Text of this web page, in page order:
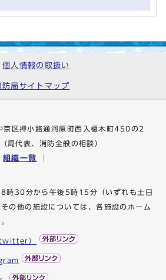
個人情報の取扱い
防局サイトマップ
区押小路通河原町西入榎木町450の2
（局代表、消防全般の相談）
組織一覧
8時30分から午後5時15分（いずれも土日
の他の施設については、各施設のホーム
twitter）